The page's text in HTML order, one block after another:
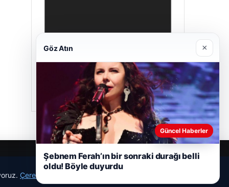
Hastaş Beton
Çerez Politikamız
Göz Atın ×
Güncel Haberler
Şebnem Ferah’ın bir sonraki durağı belli
oldu! Böyle duyurdu